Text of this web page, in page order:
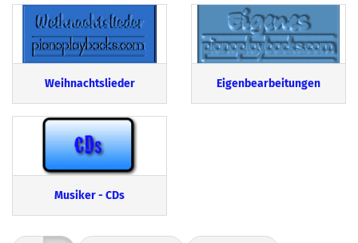
Weihnachtslieder Eigenbearbeitungen
Musiker - CDs